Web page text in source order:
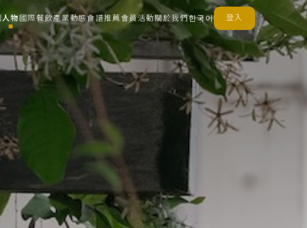
人物 國際餐飲產業動態 食譜推薦 會員活動 關於我們한국어 登入